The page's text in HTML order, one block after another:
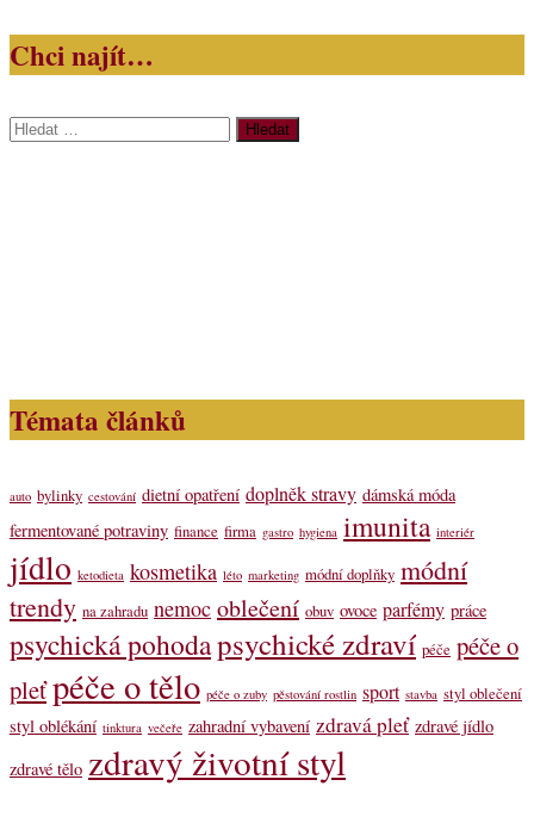
Chci najít…
Vyhledávání
Témata článků
auto bylinky cestování dietní opatření doplněk stravy dámská móda
fermentované potraviny finance firma gastro hygiena imunita interiér
jídlo ketodieta kosmetika léto marketing módní doplňky módní
trendy na zahradu nemoc oblečení obuv ovoce parfémy práce
psychická pohodapsychické zdraví péče péče o
pleťpéče o tělo péče o zuby pěstování rostlin sport stavba styl oblečení
styl oblékání tinktura večeře zahradní vybavení zdravá pleť zdravé jídlo
zdravé tělo zdravý životní styl